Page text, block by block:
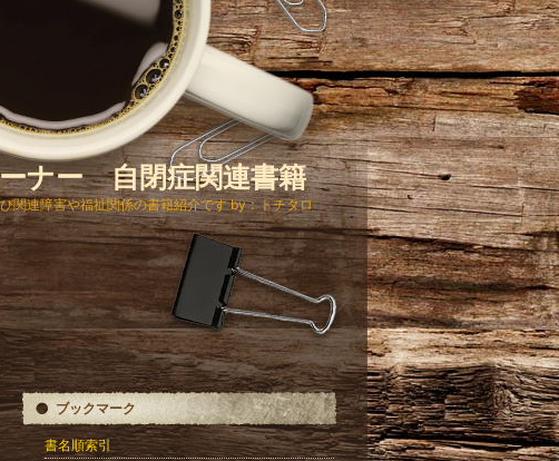
ナー 自閉症関連書籍
関連障害や福祉関係の書籍紹介です by：トチタロ
ブックマーク
書名順索引